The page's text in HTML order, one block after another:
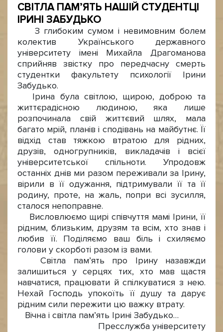
СВІТЛА ПАМ’ЯТЬ НАШІЙ СТУДЕНТЦІ
ІРИНІ ЗАБУДЬКО
З глибоким сумом і невимовним болем
колектив Українського державного
університету імені Михайла Драгоманова
сприйняв звістку про передчасну смерть
студентки факультету психології Ірини
Забудько.
Ірина була світлою, щирою, доброю та
життєрадісною людиною, яка лише
розпочинала свій життєвий шлях, мала
багато мрій, планів і сподівань на майбутнє. Її
відхід став тяжкою втратою для рідних,
друзів, одногрупників, викладачів і всієї
університетської спільноти. Упродовж
останніх днів ми разом переживали за Ірину,
вірили в її одужання, підтримували її та її
родину, проте, на жаль, попри всі зусилля,
сталося непоправне.
Висловлюємо щирі співчуття мамі Ірини, її
рідним, близьким, друзям та всім, хто знав і
любив її. Поділяємо ваш біль і схиляємо
голови у скорботі разом із вами.
Світла пам’ять про Ірину назавжди
залишиться у серцях тих, хто мав щастя
навчатися, працювати й спілкуватися з нею.
Нехай Господь упокоїть її душу та дарує
рідним сили пережити цю важку втрату.
Вічна і світла пам’ять Ірині Забудько…
Пресслужба університету